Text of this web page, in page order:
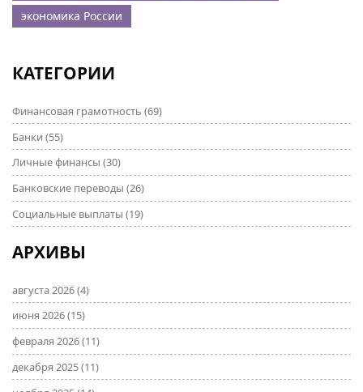
экономика России
КАТЕГОРИИ
Финансовая грамотность (69)
Банки (55)
Личные финансы (30)
Банковские переводы (26)
Социальные выплаты (19)
АРХИВЫ
августа 2026(4)
июня 2026(15)
февраля 2026(11)
декабря 2025(11)